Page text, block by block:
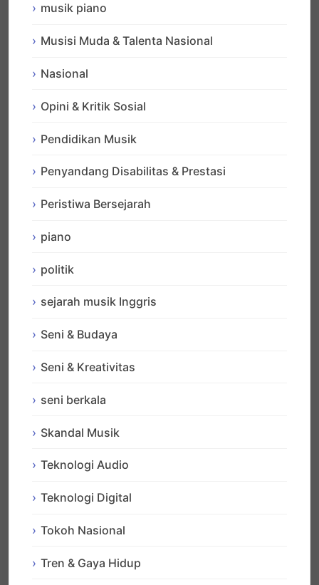
musik piano
Musisi Muda & Talenta Nasional
Nasional
Opini & Kritik Sosial
Pendidikan Musik
Penyandang Disabilitas & Prestasi
Peristiwa Bersejarah
piano
politik
sejarah musik Inggris
Seni & Budaya
Seni & Kreativitas
seni berkala
Skandal Musik
Teknologi Audio
Teknologi Digital
Tokoh Nasional
Tren & Gaya Hidup